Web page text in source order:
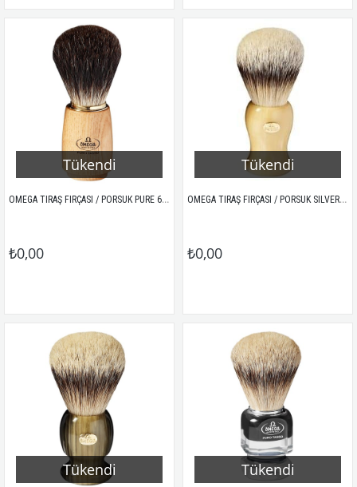
Tükendi
OMEGA TIRAŞ FIRÇASI / PORSUK PURE 66150 (STANDLI ORTA-AKÇAAĞAÇ)
₺0,00
Tükendi
OMEGA TIRAŞ FIRÇASI / PORSUK SILVERTIP 6213.T (IVORY)
₺0,00
Tükendi Tükendi